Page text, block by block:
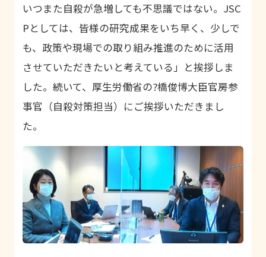
いつまた自殺が急増しても不思議ではない。JSC
Pとしては、皆様の研究成果をいち早く、少しで
も、政策や現場での取り組み推進のために活用
させていただきたいと考えている」と挨拶しま
した。続いて、厚生労働省の?橋俊博大臣官房参
事官（自殺対策担当）にご挨拶いただきまし
た。